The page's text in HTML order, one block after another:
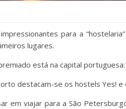
para a
lugares.
está na capital
destacam-se os hostels Yes! e
em viajar para a São